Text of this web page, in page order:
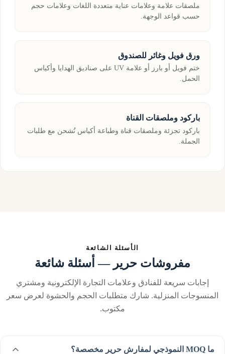
ملصقات علامة وعلامات عناية متعددة اللغات وعلامات حجم
حسب قواعد الوجهة.
ورق فويل وغائر للصندوق
ختم فويل أو بارز أو علامة UV على صناديق الهدايا وأكياس
الحمل.
باركود وملصقات القناة
باركود تجزئة وملصقات قناة وطباعة أكياس تُشحن مع طلبات
الجملة.
الأسئلة الشائعة
مفروشات حرير — أسئلة شائعة
إجابات سريعة للفنادق وعلامات التجارة الإلكترونية ومشتري
المنسوجات المنزلية. شارك متطلبات الحجم والحشوة لعرض سعر
مكتوب.
ما MOQ النموذجي لمفارش حرير مخصصة؟